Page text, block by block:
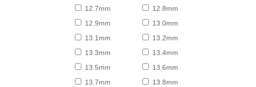
12.7mm
12.8mm
12.9mm
13.0mm
13.1mm
13.2mm
13.3mm
13.4mm
13.5mm
13.6mm
13.7mm
13.8mm